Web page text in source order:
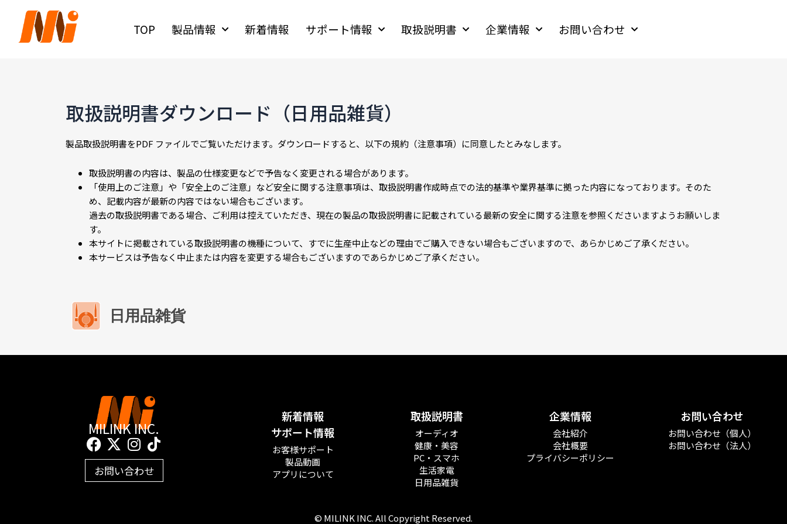
TOP 製品情報 新着情報 サポート情報 取扱説明書 企業情報 お問い合わせ
取扱説明書ダウンロード（日用品雑貨）
製品取扱説明書をPDF ファイルでご覧いただけます。ダウンロードすると、以下の規約（注意事項）に同意したとみなします。
取扱説明書の内容は、製品の仕様変更などで予告なく変更される場合があります。
「使用上のご注意」や「安全上のご注意」など安全に関する注意事項は、取扱説明書作成時点での法的基準や業界基準に拠った内容になっております。そのた
め、記載内容が最新の内容ではない場合もございます。
過去の取扱説明書である場合、ご利用は控えていただき、現在の製品の取扱説明書に記載されている最新の安全に関する注意を参照くださいますようお願いしま
す。
本サイトに掲載されている取扱説明書の機種について、すでに生産中止などの理由でご購入できない場合もございますので、あらかじめご了承ください。
本サービスは予告なく中止または内容を変更する場合もございますのであらかじめご了承ください。
日用品雑貨
MILINK INC.
F
a
c
e
X
-
t
w
I
n
s
t
T
i
k
t
お問い合わせ
新着情報
サポート情報
お客様サポート
製品動画
アプリについて
取扱説明書
オーディオ
健康・美容
PC・スマホ
生活家電
日用品雑貨
企業情報
会社紹介
会社概要
プライバシーポリシー
お問い合わせ
お問い合わせ（個人）
お問い合わせ（法人）
© MILINK INC. All Copyright Reserved.